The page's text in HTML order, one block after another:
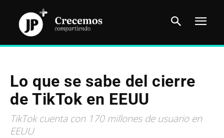
Lo que se sabe del cierre
de TikTok en EEUU
TikTok cuenta con 170 millones de usuario en
EEUU